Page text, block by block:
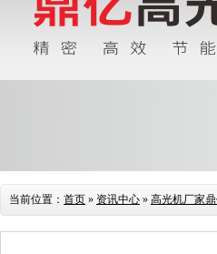
当前位置： 首页 » 资讯中心 » 高光机厂家